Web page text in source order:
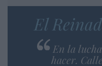
El
En la
hacer.